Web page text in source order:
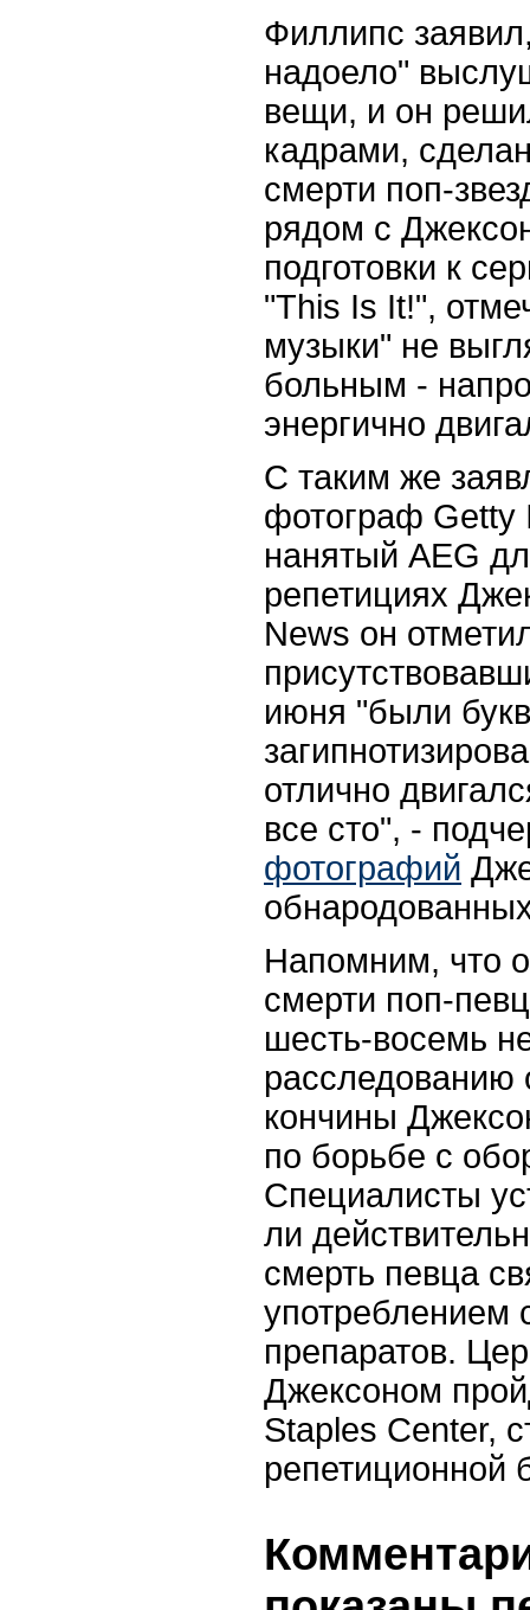
Филлипс
надоело"
вещи, и он
кадрами,
смерти поп-
рядом с
подготовки к
"This Is It!",
музыки" не
больным -
энергично
С таким же
фотограф Getty
нанятый AEG
репетициях
News он
июня "были
отлично
все сто", -
фотографий
Напомним, что
смерти поп-
шесть-восемь
расследованию
кончины
по борьбе с
Специалисты
ли
смерть певца
употреблением
препаратов.
Джексоном
Staples Center,
репетиционной